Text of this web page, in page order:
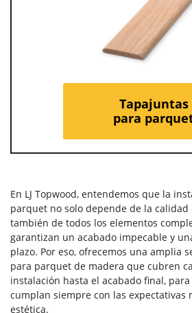
Tapajuntas
para
En LJ Topwood, entendemos que la
parquet no solo depende de la calidad
también de todos los elementos
garantizan un acabado impecable y
plazo. Por eso, ofrecemos una amplia
para parquet de madera que cubren
instalación hasta el acabado final,
cumplan siempre con las expectativas
estética.